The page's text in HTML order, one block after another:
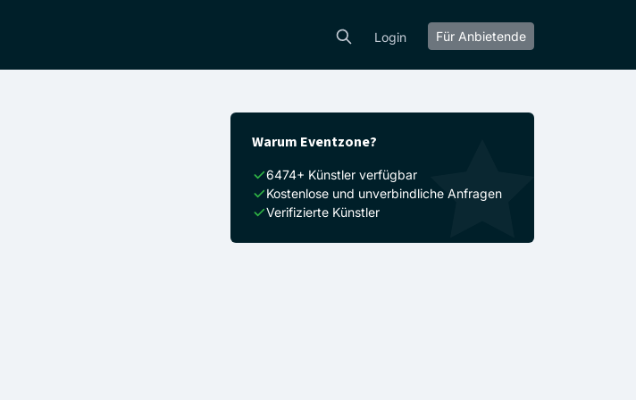
Login Für Anbietende
Warum Eventzone?
6474+ Künstler verfügbar
Kostenlose und unverbindliche Anfragen
Verifizierte Künstler